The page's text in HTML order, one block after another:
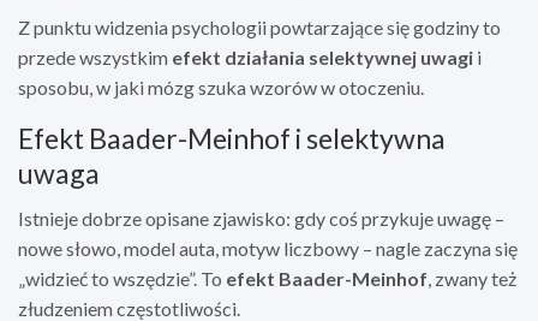
Z punktu widzenia psychologii powtarzające się godziny to
przede wszystkim efekt działania selektywnej uwagi i
sposobu, w jaki mózg szuka wzorów w otoczeniu.
Efekt Baader-Meinhof i selektywna
uwaga
Istnieje dobrze opisane zjawisko: gdy coś przykuje uwagę –
nowe słowo, model auta, motyw liczbowy – nagle zaczyna się
„widzieć to wszędzie”. To efekt Baader-Meinhof, zwany też
złudzeniem częstotliwości.